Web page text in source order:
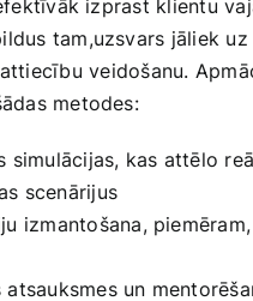
izprast klientu
tam,uzsvars jāliek uz
⁤veidošanu.
metodes:
simulācijas, kas attēlo
scenārijus
izmantošana, piemēram,
atsauksmes‍ un